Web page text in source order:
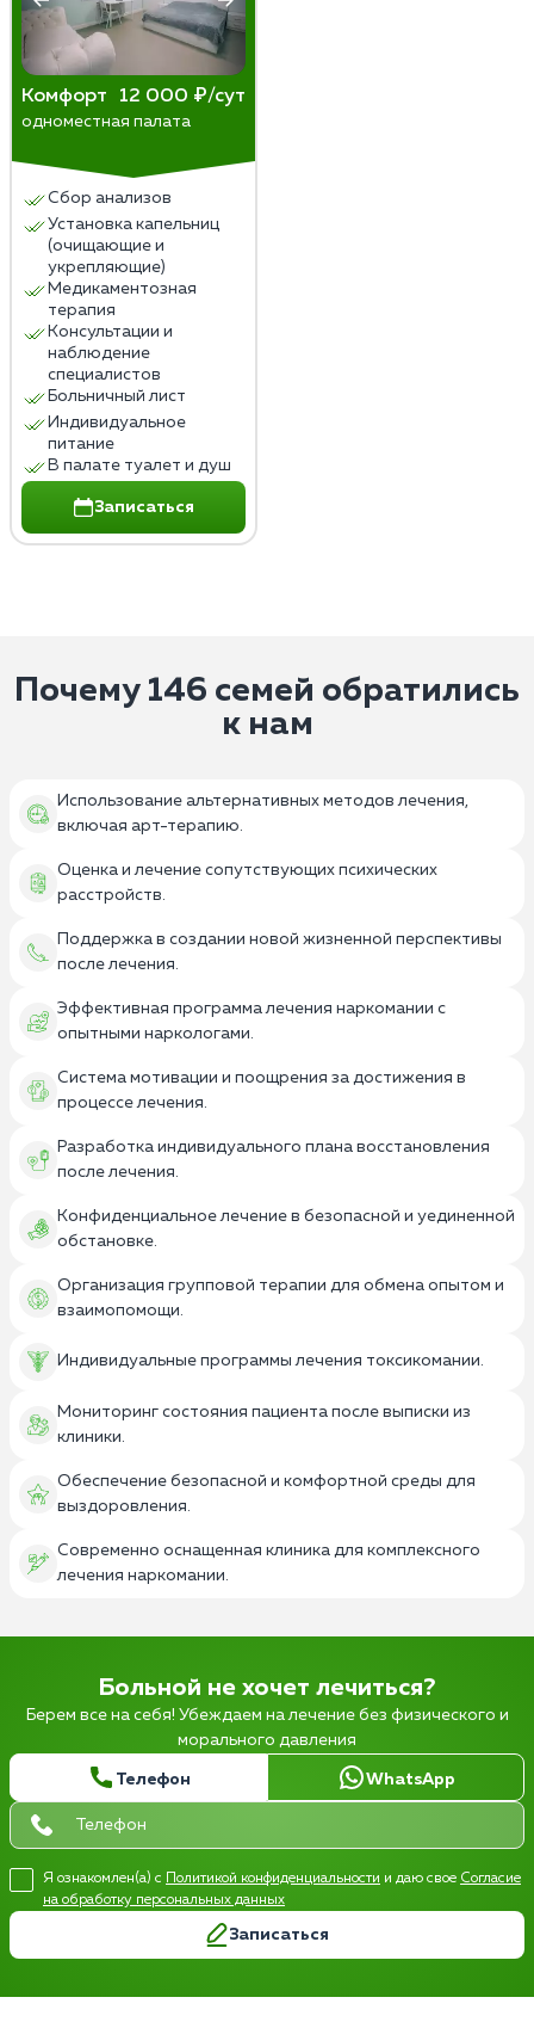
Комфорт 12 000 ₽/сут
одноместная палата
Сбор анализов
Установка капельниц
(очищающие и
укрепляющие)
Медикаментозная
терапия
Консультации и
наблюдение
специалистов
Больничный лист
Индивидуальное
питание
В палате туалет и душ
Записаться
Почему 146 семей обратились
к нам
Использование альтернативных методов лечения,
включая арт-терапию.
Оценка и лечение сопутствующих психических
расстройств.
Поддержка в создании новой жизненной перспективы
после лечения.
Эффективная программа лечения наркомании с
опытными наркологами.
Система мотивации и поощрения за достижения в
процессе лечения.
Разработка индивидуального плана восстановления
после лечения.
Конфиденциальное лечение в безопасной и уединенной
обстановке.
Организация групповой терапии для обмена опытом и
взаимопомощи.
Индивидуальные программы лечения токсикомании.
Мониторинг состояния пациента после выписки из
клиники.
Обеспечение безопасной и комфортной среды для
выздоровления.
Современно оснащенная клиника для комплексного
лечения наркомании.
Больной не хочет лечиться?
Берем все на себя! Убеждаем на лечение без физического и
морального давления
Телефон WhatsApp
Я ознакомлен(а) с Политикой конфиденциальности и даю свое Согласие
на обработку персональных данных
Записаться